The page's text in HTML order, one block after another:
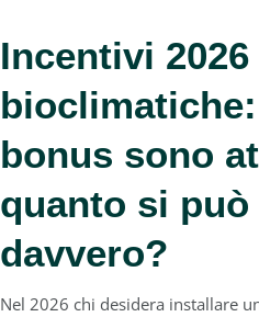
Incentivi
bonus sono
quanto si
davvero?
Nel 2026 chi desidera installare